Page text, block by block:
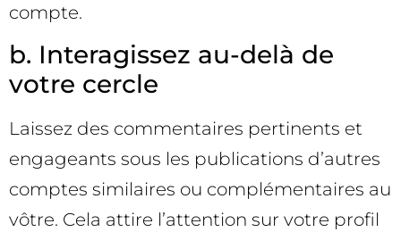
compte.
b. Interagissez au-delà de
votre cercle
Laissez des commentaires pertinents et
engageants sous les publications d’autres
comptes similaires ou complémentaires au
vôtre. Cela attire l’attention sur votre profil